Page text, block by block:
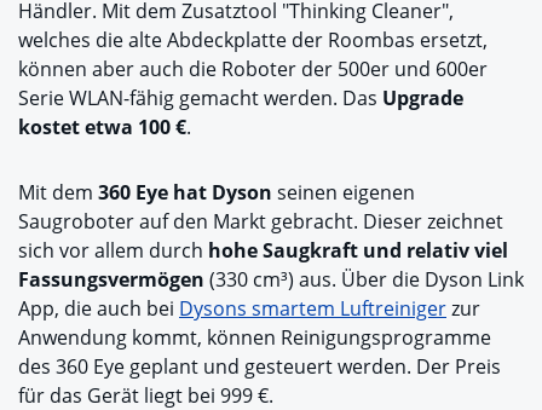
Händler. Mit dem Zusatztool "Thinking Cleaner",
welches die alte Abdeckplatte der Roombas ersetzt,
können aber auch die Roboter der 500er und 600er
Serie WLAN-fähig gemacht werden. Das Upgrade
kostet etwa 100 €.
Mit dem 360 Eye hat Dyson seinen eigenen
Saugroboter auf den Markt gebracht. Dieser zeichnet
sich vor allem durch hohe Saugkraft und relativ viel
Fassungsvermögen (330 cm³) aus. Über die Dyson Link
App, die auch bei Dysons smartem Luftreinigerzur
Anwendung kommt, können Reinigungsprogramme
des 360 Eye geplant und gesteuert werden. Der Preis
für das Gerät liegt bei 999 €.